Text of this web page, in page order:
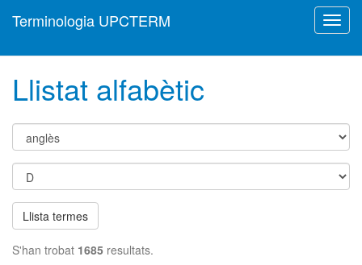
Terminologia UPCTERM
Llistat alfabètic
Llista termes
S'han trobat 1685 resultats.